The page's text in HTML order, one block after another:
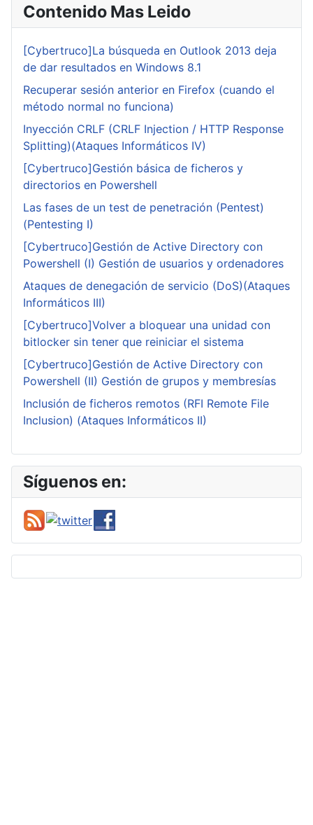
Contenido Mas Leido
[Cybertruco]La búsqueda en Outlook 2013 deja
de dar resultados en Windows 8.1
Recuperar sesión anterior en Firefox (cuando el
método normal no funciona)
Inyección CRLF (CRLF Injection / HTTP Response
Splitting)(Ataques Informáticos IV)
[Cybertruco]Gestión básica de ficheros y
directorios en Powershell
Las fases de un test de penetración (Pentest)
(Pentesting I)
[Cybertruco]Gestión de Active Directory con
Powershell (I) Gestión de usuarios y ordenadores
Ataques de denegación de servicio (DoS)(Ataques
Informáticos III)
[Cybertruco]Volver a bloquear una unidad con
bitlocker sin tener que reiniciar el sistema
[Cybertruco]Gestión de Active Directory con
Powershell (II) Gestión de grupos y membresías
Inclusión de ficheros remotos (RFI Remote File
Inclusion) (Ataques Informáticos II)
Síguenos en: